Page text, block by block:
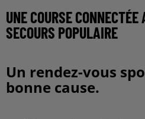
UNE COURSE
SECOURS POPULAIRE
Un rendez-vous
bonne cause.